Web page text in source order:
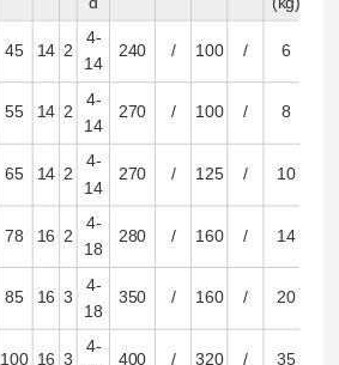
45 14 2
4-
14
240 / 100 / 6
55 14 2
4-
14
270 / 100 / 8
65 14 2
4-
14
270 / 125 / 10
78 16 2
4-
18
280 / 160 / 14
85 16 3
4-
18
350 / 160 / 20
100 16 3
4-
400 / 320 / 35